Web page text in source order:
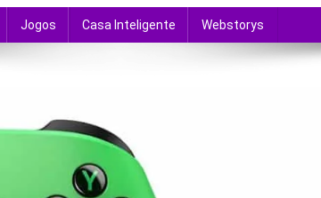
Jogos Casa Inteligente Webstorys